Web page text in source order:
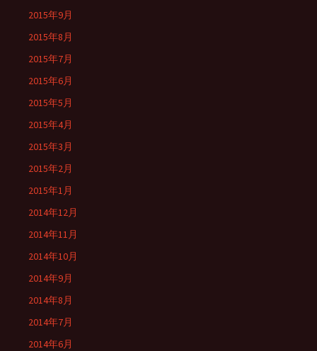
2015年9月
2015年8月
2015年7月
2015年6月
2015年5月
2015年4月
2015年3月
2015年2月
2015年1月
2014年12月
2014年11月
2014年10月
2014年9月
2014年8月
2014年7月
2014年6月